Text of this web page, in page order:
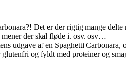
Det er der rigtig mange
mener der skal fløde i. osv. osv…
udgave af en Spaghetti Carbonara,
glutenfri og fyldt med proteiner og